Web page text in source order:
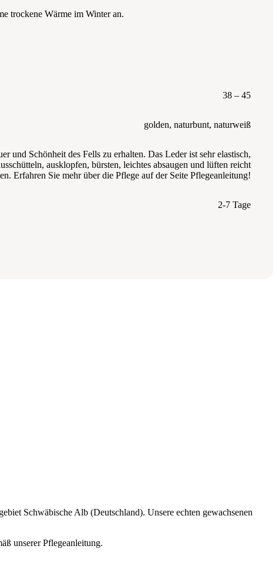
trockene Wärme im Winter an.
38 – 45
golden, naturbunt, naturweiß
und Schönheit des Fells zu erhalten. Das Leder ist sehr elastisch,
ausklopfen, bürsten, leichtes absaugen und lüften reicht
Erfahren Sie mehr über die Pflege auf der Seite Pflegeanleitung!
2-7 Tage
Schwäbische Alb (Deutschland). Unsere echten gewachsenen
unserer Pflegeanleitung.